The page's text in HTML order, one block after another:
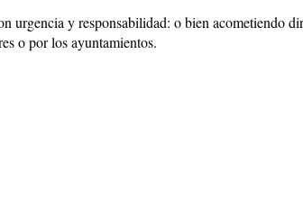
y responsabilidad: o bien acometiendo
o por los ayuntamientos.